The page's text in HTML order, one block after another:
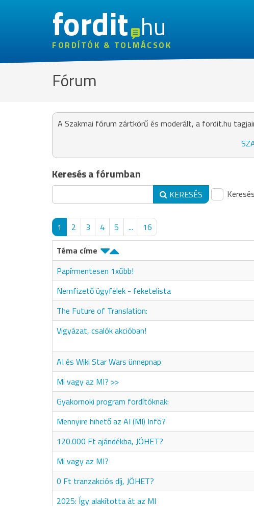
fordithu
FORDÍTÓK & TOLMÁCSOK
Fórum
A Szakmai fórum zártkörű és moderált, a fordit.hu
Keresés a fórumban
KERESÉS
1 2 3 4 5 ... 16
Téma címe
Papírmentesen 1xűbb!
Nemfizető ügyfelek - feketelista
The Future of Translation:
Vigyázat, csalók akcióban!
AI és Wiki Star Wars ünnepnap
Mi vagy az MI? >>
Gyakornoki program fordítóknak:
Mennyire hihető az AI (MI) Infó?
120.000 Ft ajándékba, JÖHET?
Mi vagy az MI?
0 Ft tranzakciós díj, JÖHET?
2025: Így alakította át az MI